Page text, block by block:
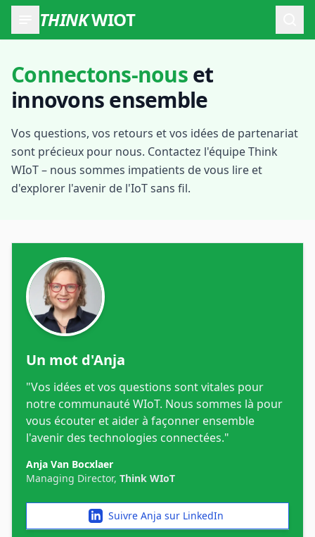
THINKWIOT
Connectons-nouset
innovons ensemble
Vos questions, vos retours et vos idées de partenariat
sont précieux pour nous. Contactez l'équipe Think
WIoT – nous sommes impatients de vous lire et
d'explorer l'avenir de l'IoT sans fil.
Un mot d'Anja
"Vos idées et vos questions sont vitales pour
notre communauté WIoT. Nous sommes là pour
vous écouter et aider à façonner ensemble
l'avenir des technologies connectées."
Anja Van Bocxlaer
Managing Director, Think WIoT
Suivre Anja sur LinkedIn